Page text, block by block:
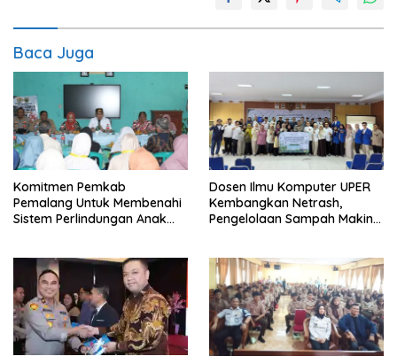
Baca Juga
Komitmen Pemkab
Pemalang Untuk Membenahi
Sistem Perlindungan Anak
Dosen Ilmu Komputer UPER
Kembangkan Netrash,
Pengelolaan Sampah Makin